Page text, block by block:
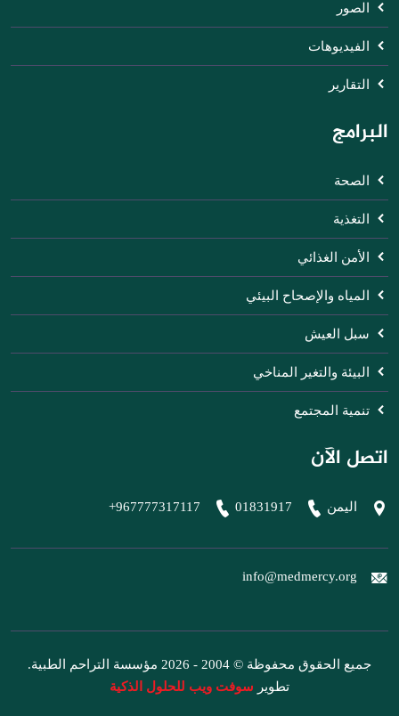
الصور
الفيديوهات
التقارير
البرامج
الصحة
التغذية
الأمن الغذائي
المياه والإصحاح البيئي
سبل العيش
البيئة والتغير المناخي
تنمية المجتمع
اتصل الآن
اليمن 01831917
+967777317117
info@medmercy.org
جميع الحقوق محفوظة © 2004 - 2026 مؤسسة التراحم الطبية.
تطوير سوفت ويب للحلول الذكية